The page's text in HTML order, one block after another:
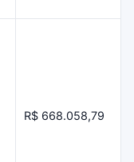
R$ 668.058,79